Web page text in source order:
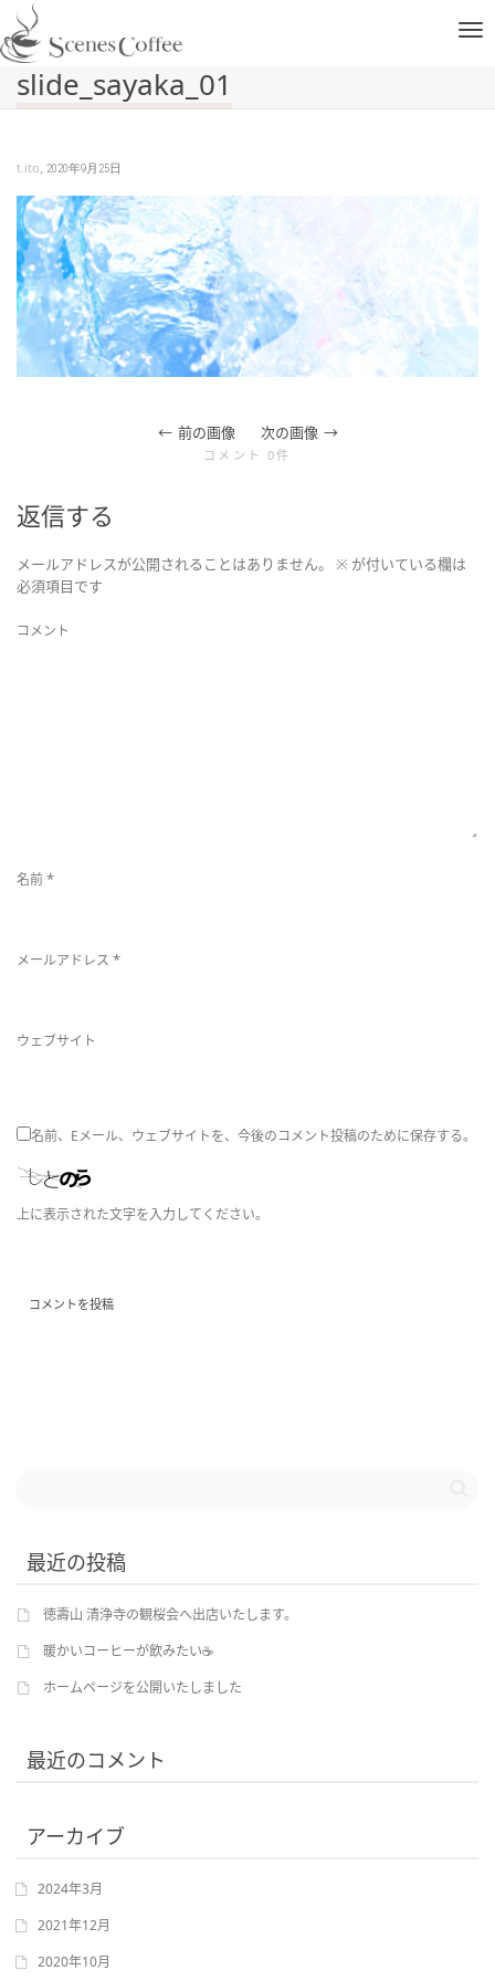
slide_sayaka_01
t.ito, 2020年9月25日
前の画像 次の画像
コメント 0件
返信する
メールアドレスが公開されることはありません。 ※ が付いている欄は
必須項目です
コメント
名前*
メールアドレス *
ウェブサイト
名前、Eメール、ウェブサイトを、今後のコメント投稿のために保存する。
上に表示された文字を入力してください。
最近の投稿
徳壽山 清浄寺の観桜会へ出店いたします。
暖かいコーヒーが飲みたい☕
ホームページを公開いたしました
最近のコメント
アーカイブ
2024年3月
2021年12月
2020年10月